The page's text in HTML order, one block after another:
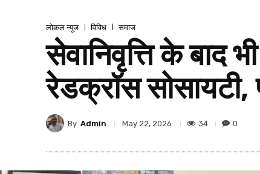
लोकल न्यूज विविध समाज
सेवानिवृत्ति के बाद
रेडक्रॉस
By Admin May 22, 2026 34 0